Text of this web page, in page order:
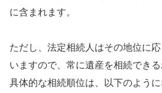
に含まれます。
ただし、法定相続人はその地位に
いますので、常に遺産を相続できる
具体的な相続順位は、以下のように